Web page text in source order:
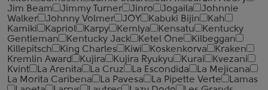
Jim Beam
Jimmy Turner Jinro Jogaila
Johnnie
Walker
Johnny Volmer JOY Kabuki Bijin
Kah
Kamiki
Kapriol Karpy Kemlya Kensatu
Kentucky
Gentleman
Kentucky Jack Ketel One
Kilbeggan
Killepitsch
King Charles Kiwi Koskenkorva
Kraken
Kremlin Award
Kujira Kujira Ryukyu Kurai
Kvezani
Kvint
La Arenita La Cruz La Escondida
La Mejicana
La Morita Caribena
La Pavesa La Pipette Verte
Lamas